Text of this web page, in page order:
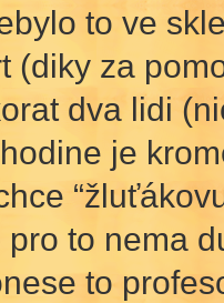
to ve
(diky za
dva lidi
je
pro to nema
to